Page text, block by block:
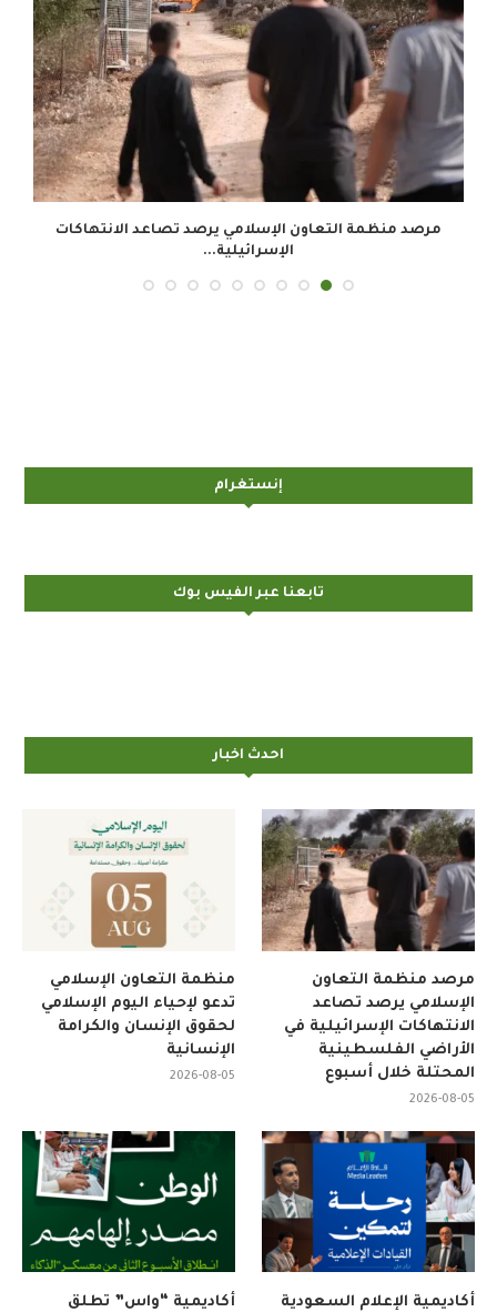
مرصد منظمة التعاون الإسلامي يرصد تصاعد الانتهاكات
الإسرائيلية...
إنستغرام
تابعنا عبر الفيس بوك
احدث اخبار
منظمة التعاون الإسلامي
تدعو لإحياء اليوم الإسلامي
لحقوق الإنسان والكرامة
الإنسانية
2026-08-05
مرصد منظمة التعاون
الإسلامي يرصد تصاعد
الانتهاكات الإسرائيلية في
الأراضي الفلسطينية
المحتلة خلال أسبوع
2026-08-05
أكاديمية “واس” تطلق
أكاديمية الإعلام السعودية